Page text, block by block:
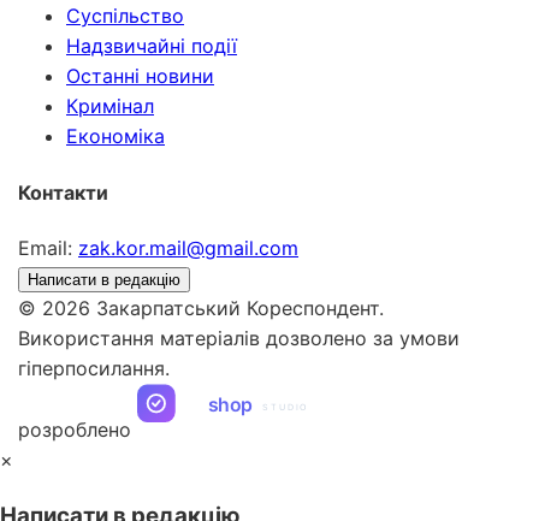
Суспільство
Надзвичайні події
Останні новини
Кримінал
Економіка
Контакти
Email: zak.kor.mail@gmail.com
Написати в редакцію
© 2026 Закарпатський Кореспондент.
Використання матеріалів дозволено за умови
гіперпосилання.
розроблено
shop STUDIO
×
Написати в редакцію